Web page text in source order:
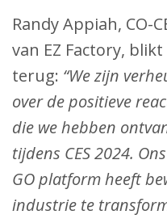
Randy Appiah, CO-
van EZ Factory, blikt
terug: “We zijn
over de positieve
die we hebben
tijdens CES 2024.
GO platform heeft
industrie te